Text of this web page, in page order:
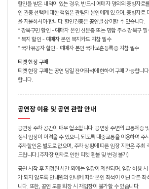
할인을 받은 내역이 있는 경우, 반드시 예매자 명의의 증빙자료
인 권종 선택에 대한 책임은 관람자 본인에게 있으며, 증빙자료
을 지불하셔야 합니다. 할인권종은 공연별 상이할 수 있습니다.
* 강북구민 할인 - 예매자 본인 신분증 또는 명함 주소 강북구 필
* 복지 할인 - 예매자 본인 복지카드 지참 필수
* 국가유공자 할인 - 예매자 본인 국가보훈등록증 지참 필수
티켓 현장 구매
티켓 현장 구매는 공연 당일 잔여좌석에 한하여 구매 가능합니
합니다.
공연장 이용 및 공연 관람 안내
공연장 주차 공간이 매우 협소합니다. 공연장 주변의 교통체증
정시 입장이 어려울 수 있으니, 되도록 대중교통을 이용하여 주
주차할인은 별도로 없으며, 주차 상황에 따른 입장 지연은 주최
드립니다.(주차장 만차로 인한 티켓 환불 및 변경 불가)
공연 시작 후 지정된 시간 외에는 입장이 제한되며, 입장 허용
가 되지 않도록 안내원의 안내에 따라 본인 좌석이 아닌 다른 좌
니다. 또한, 공연 도중 퇴장 시 재입장이 불가할 수 있습니다.